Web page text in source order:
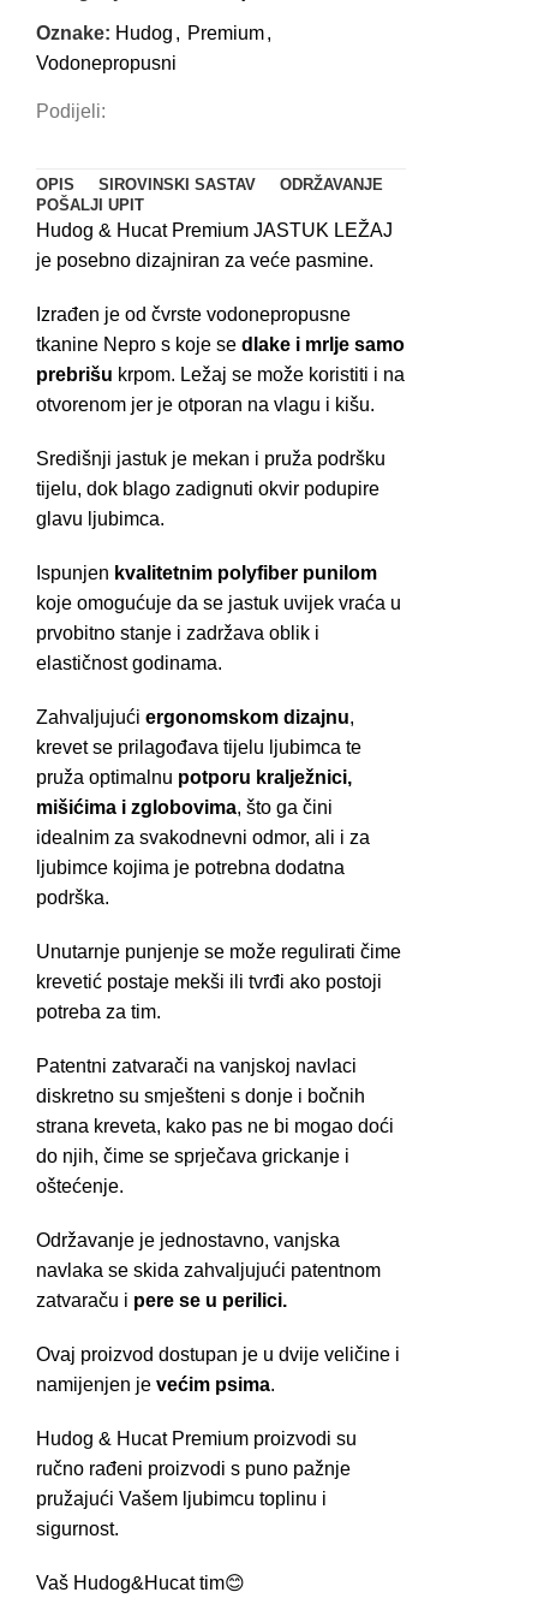
Oznake: Hudog , Premium,
Vodonepropusni
Podijeli:
OPIS SIROVINSKI SASTAV
ODRŽAVANJE
POŠALJI UPIT
Hudog & Hucat Premium JASTUK LEŽAJ
je posebno dizajniran za veće pasmine.
Izrađen je od čvrste vodonepropusne
tkanine Nepro s koje se dlake i mrlje samo
prebrišu krpom. Ležaj se može koristiti i na
otvorenom jer je otporan na vlagu i kišu.
Središnji jastuk je mekan i pruža podršku
tijelu, dok blago zadignuti okvir podupire
glavu ljubimca.
Ispunjen kvalitetnim polyfiber punilom
koje omogućuje da se jastuk uvijek vraća u
prvobitno stanje i zadržava oblik i
elastičnost godinama.
Zahvaljujući ergonomskom dizajnu,
krevet se prilagođava tijelu ljubimca te
pruža optimalnu potporu kralježnici,
mišićima i zglobovima, što ga čini
idealnim za svakodnevni odmor, ali i za
ljubimce kojima je potrebna dodatna
podrška.
Unutarnje punjenje se može regulirati čime
krevetić postaje mekši ili tvrđi ako postoji
potreba za tim.
Patentni zatvarači na vanjskoj navlaci
diskretno su smješteni s donje i bočnih
strana kreveta, kako pas ne bi mogao doći
do njih, čime se sprječava grickanje i
oštećenje.
Održavanje je jednostavno, vanjska
navlaka se skida zahvaljujući patentnom
zatvaraču i pere se u perilici.
Ovaj proizvod dostupan je u dvije veličine i
namijenjen je većim psima.
Hudog & Hucat Premium proizvodi su
ručno rađeni proizvodi s puno pažnje
pružajući Vašem ljubimcu toplinu i
sigurnost.
Vaš Hudog&Hucat tim😊